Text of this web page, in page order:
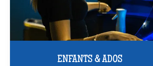
ENFANTS & ADOS